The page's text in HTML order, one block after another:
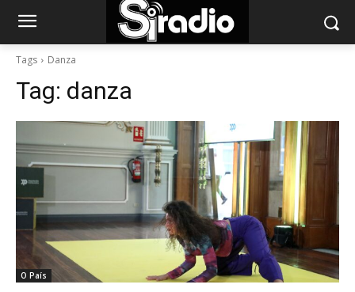
Tags Danza
Tag: danza
O País